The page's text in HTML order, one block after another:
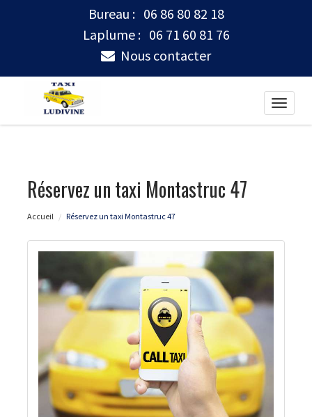
Bureau : 06 86 80 82 18
Laplume : 06 71 60 81 76
Nous contacter
Toggle
Réservez un taxi Montastruc 47
Accueil Réservez un taxi Montastruc 47